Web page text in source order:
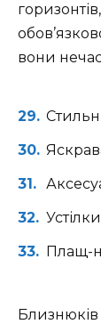
вони
Плащ-
Близнюків